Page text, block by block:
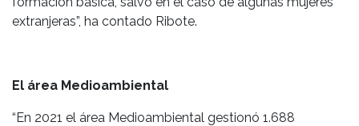
extranjeras”, ha contado Ribote.
El área Medioambiental
“En 2021 el área Medioambiental gestionó 1.688